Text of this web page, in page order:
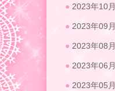
2023年10月
2023年09月
2023年08月
2023年06月
2023年05月